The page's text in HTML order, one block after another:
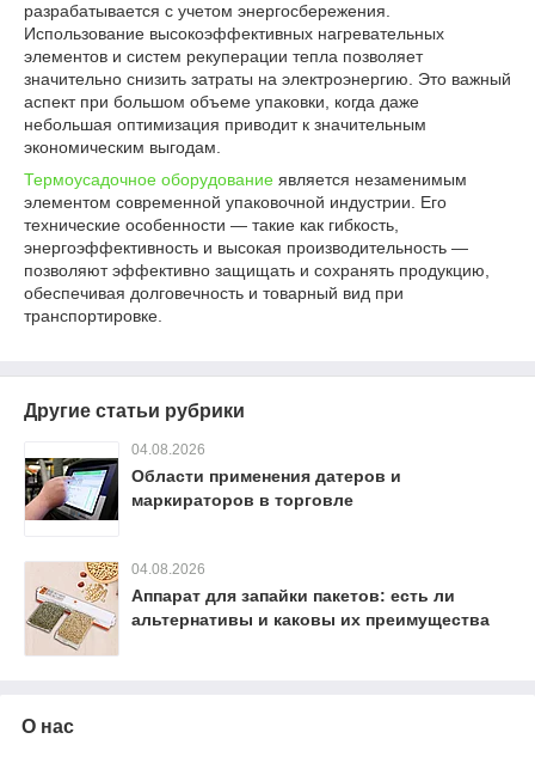
разрабатываeтся с учетом энергосбережения.
Использование высокоэффективных нагревательных
элементов и систем рекуперации тепла позволяет
значительно снизить затраты на электроэнергию. Это важный
аспект при большом объеме упаковки, когда даже
небольшая оптимизация приводит к значительным
экономическим выгодам.
Термоусадочное оборудование является незаменимым
элементом современной упаковочной индустрии. Его
технические особенности — такие как гибкость,
энергоэффективность и высокая производительность —
позволяют эффективно защищать и сохранять продукцию,
обеспечивая долговечность и товарный вид при
транспортировке.
Другие статьи рубрики
04.08.2026
Области применения датеров и
маркираторов в торговле
04.08.2026
Аппарат для запайки пакетов: есть ли
альтернативы и каковы их преимущества
О нас